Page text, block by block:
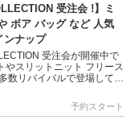
受注会 !】ミ
ボア バッグ など 人気
ンナップ
受注会が開催中で
やスリットニット フリース
数リバイバルで登場してい
予約スタート